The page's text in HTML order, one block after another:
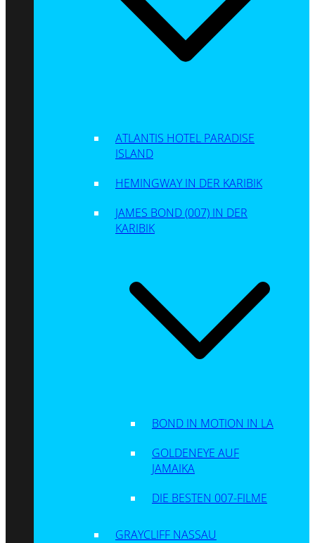
ATLANTIS HOTEL PARADISE
ISLAND
HEMINGWAY IN DER KARIBIK
JAMES BOND (007) IN DER
KARIBIK
BOND IN MOTION IN LA
GOLDENEYE AUF
JAMAIKA
DIE BESTEN 007-FILME
GRAYCLIFF NASSAU